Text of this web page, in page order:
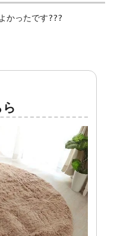
かったです???